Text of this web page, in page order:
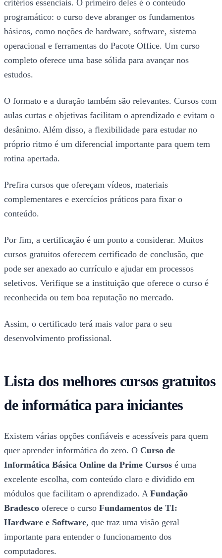
critérios essenciais. O primeiro deles é o conteúdo
programático: o curso deve abranger os fundamentos
básicos, como noções de hardware, software, sistema
operacional e ferramentas do Pacote Office. Um curso
completo oferece uma base sólida para avançar nos
estudos.
O formato e a duração também são relevantes. Cursos com
aulas curtas e objetivas facilitam o aprendizado e evitam o
desânimo. Além disso, a flexibilidade para estudar no
próprio ritmo é um diferencial importante para quem tem
rotina apertada.
Prefira cursos que ofereçam vídeos, materiais
complementares e exercícios práticos para fixar o
conteúdo.
Por fim, a certificação é um ponto a considerar. Muitos
cursos gratuitos oferecem certificado de conclusão, que
pode ser anexado ao currículo e ajudar em processos
seletivos. Verifique se a instituição que oferece o curso é
reconhecida ou tem boa reputação no mercado.
Assim, o certificado terá mais valor para o seu
desenvolvimento profissional.
Lista dos melhores cursos gratuitos
de informática para iniciantes
Existem várias opções confiáveis e acessíveis para quem
quer aprender informática do zero. O Curso de
Informática Básica Online da Prime Cursos é uma
excelente escolha, com conteúdo claro e dividido em
módulos que facilitam o aprendizado. A Fundação
Bradesco oferece o curso Fundamentos de TI:
Hardware e Software, que traz uma visão geral
importante para entender o funcionamento dos
computadores.